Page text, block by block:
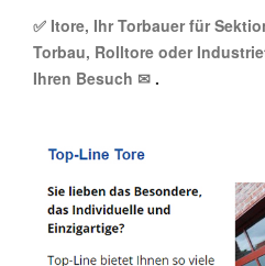
✅ Itore, Ihr Torbauer für
Torbau, Rolltore oder
Ihren Besuch ✉ .